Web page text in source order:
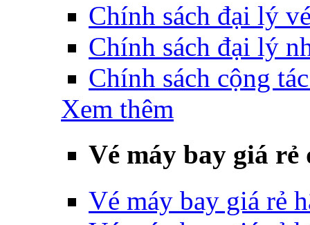
Chính sách đại lý
Chính sách đại lý
Chính sách cộng
Xem thêm
Vé máy bay giá rẻ
Vé máy bay giá rẻ